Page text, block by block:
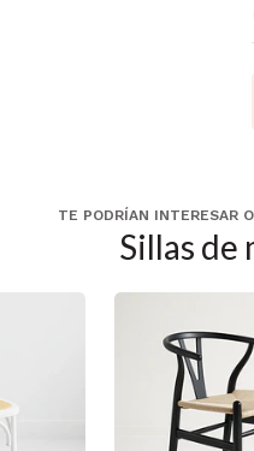
TE PODRÍAN INTERESAR
Sillas de